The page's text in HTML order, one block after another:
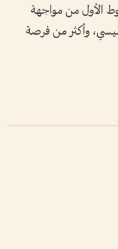
بلغ 8.23 من 10 في الشوط الأول من مواجهة
وأكثر من فرصة